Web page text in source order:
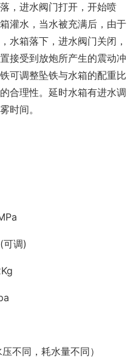
，进水阀门打开，开始喷
灌水，当水被充满后，由于
水箱落下，进水阀门关闭，
接受到放炮所产生的震动冲
可调整坠铁与水箱的配重比
合理性。延时水箱有进水调
时间。
可调)
不同，耗水量不同）